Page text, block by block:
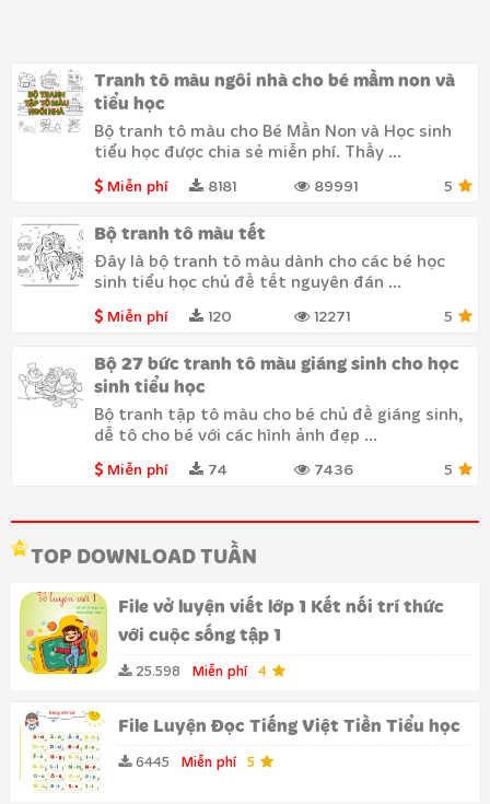
Tranh tô màu ngôi nhà cho bé mầm non và
tiểu học
Bộ tranh tô màu cho Bé Mần Non và Học sinh
tiểu học được chia sẻ miễn phí. Thầy ...
Miễn phí 8181 89991 5
Bộ tranh tô màu tết
Đây là bộ tranh tô màu dành cho các bé học
sinh tiểu học chủ đề tết nguyên đán ...
Miễn phí 120 12271 5
Bộ 27 bức tranh tô màu giáng sinh cho học
sinh tiểu học
Bộ tranh tập tô màu cho bé chủ đề giáng sinh,
dễ tô cho bé với các hình ảnh đẹp ...
Miễn phí 74 7436 5
TOP DOWNLOAD TUẦN
File vở luyện viết lớp 1 Kết nối trí thức
với cuộc sống tập 1
25.598 Miễn phí 4
File Luyện Đọc Tiếng Việt Tiền Tiểu học
6445 Miễn phí 5